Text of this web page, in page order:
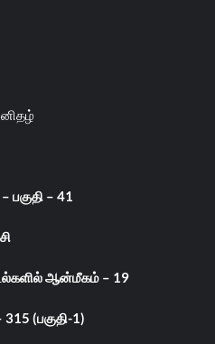
பகுதி – 41
ஆன்மீகம் – 19
315 (பகுதி-1)